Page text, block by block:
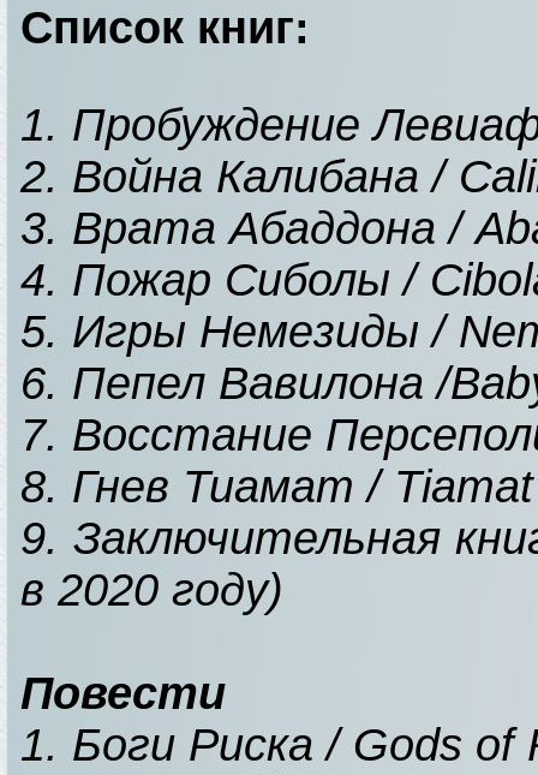
Список книг:
1. Пробуждение
2. Война Калибана /
3. Врата Абаддона /
4. Пожар Сиболы /
5. Игры Немезиды /
6. Пепел Вавилона /
7. Восстание
8. Гнев Тиамат /
9. Заключительная
в 2020 году)
Повести
1. Боги Риска / Gods of